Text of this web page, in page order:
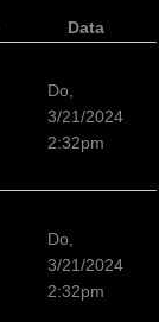
Data
Do,
3/21/2024
2:32pm
Do,
3/21/2024
2:32pm